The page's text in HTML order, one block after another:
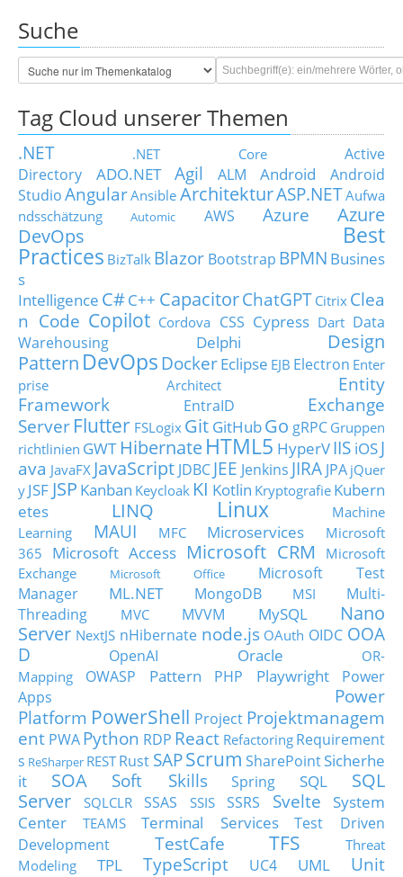
Suche
Tag Cloud unserer Themen
.NET .NET Core
Active
Directory
ADO.NET Agil ALM Android
Android
StudioAngularAnsible ArchitekturASP.NETAufwa
ndsschätzung
Automic AWS Azure
Azure
DevOps
Best
Practices BizTalk Blazor Bootstrap BPMN Busines
s
Intelligence C#C++ CapacitorChatGPT Citrix Clea
n Code Copilot Cordova CSS Cypress Dart Data
Warehousing
Delphi
Design
Pattern DevOps DockerEclipse EJB Electron Enter
prise Architect
Entity
Framework
EntraID
Exchange
Server Flutter FSLogix Git GitHubGo gRPC Gruppen
richtlinien GWT HibernateHTML5 HyperVIIS iOSJ
ava JavaFX JavaScript JDBC JEE Jenkins JIRA JPA jQuer
y JSF JSP Kanban Keycloak KI Kotlin Kryptografie Kubern
etes
LINQ Linux
Machine
Learning
MAUI MFC Microservices
Microsoft
365
Microsoft Access Microsoft CRM
Microsoft
Exchange
Microsoft Office
Microsoft Test
Manager
ML.NET MongoDB MSI
Multi-
Threading
MVC MVVM MySQL
Nano
Server NextJS nHibernate node.js OAuth OIDC OOA
D
OpenAI Oracle
OR-
Mapping
OWASP Pattern PHP Playwright
Power
Apps
Power
Platform PowerShell Project Projektmanagem
ent PWA Python RDP React Refactoring Requirement
s ReSharper RESTRust SAPScrum SharePointSicherhe
it
SOA Soft Skills Spring SQL
SQL
Server
SQLCLR SSAS SSIS SSRS Svelte
System
Center
TEAMS Terminal Services
Test Driven
Development
TestCafe TFS
Threat
Modeling
TPL TypeScript UC4 UML
Unit